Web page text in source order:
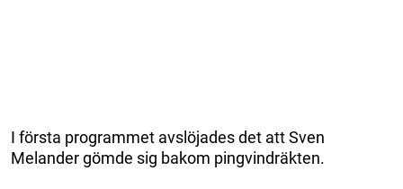
I första programmet avslöjades det att Sven
Melander gömde sig bakom pingvindräkten.